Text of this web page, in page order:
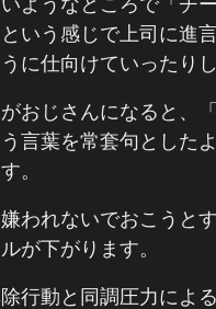
いう感じで上司に進
に仕向けていったりし
おじさんになると、「
う言葉を常套句とした
。
われないでおこうと
が下がります。
行動と同調圧力によ